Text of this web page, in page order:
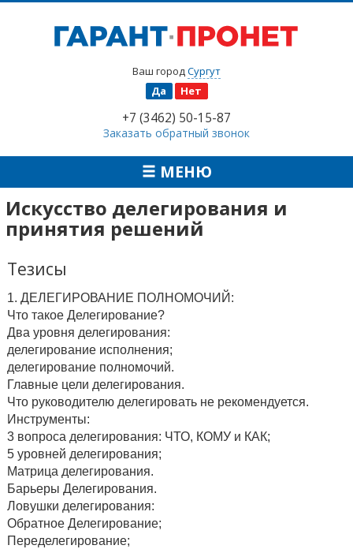
Ваш город Сургут
Да
Нет
+7 (3462) 50-15-87
Заказать обратный звонок
МЕНЮ
Искусство делегирования и
принятия решений
Тезисы
1. ДЕЛЕГИРОВАНИЕ ПОЛНОМОЧИЙ:
Что такое Делегирование?
Два уровня делегирования:
делегирование исполнения;
делегирование полномочий.
Главные цели делегирования.
Что руководителю делегировать не рекомендуется.
Инструменты:
3 вопроса делегирования: ЧТО, КОМУ и КАК;
5 уровней делегирования;
Матрица делегирования.
Барьеры Делегирования.
Ловушки делегирования:
Обратное Делегирование;
Переделегирование;